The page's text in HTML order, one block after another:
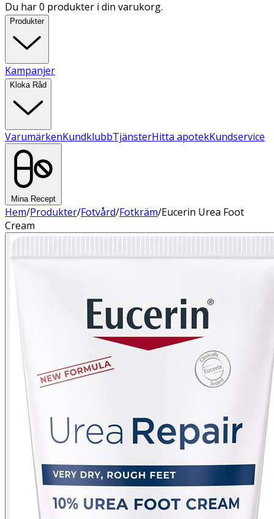
Du har 0 produkter i din varukorg.
Produkter
Kampanjer
Kloka Råd
VarumärkenKundklubbTjänsterHitta apotekKundservice
Mina Recept
Hem/Produkter/Fotvård/Fotkräm/Eucerin Urea Foot
Cream